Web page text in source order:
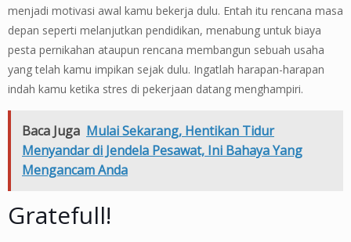
menjadi motivasi awal kamu bekerja dulu. Entah itu rencana masa
depan seperti melanjutkan pendidikan, menabung untuk biaya
pesta pernikahan ataupun rencana membangun sebuah usaha
yang telah kamu impikan sejak dulu. Ingatlah harapan-harapan
indah kamu ketika stres di pekerjaan datang menghampiri.
Baca Juga Mulai Sekarang, Hentikan Tidur
Menyandar di Jendela Pesawat, Ini Bahaya Yang
Mengancam Anda
Gratefull!